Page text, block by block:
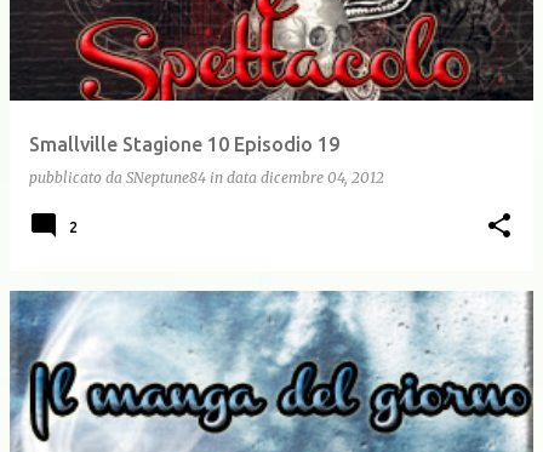
Smallville Stagione 10 Episodio 19
pubblicato da SNeptune84 in data dicembre 04, 2012
2